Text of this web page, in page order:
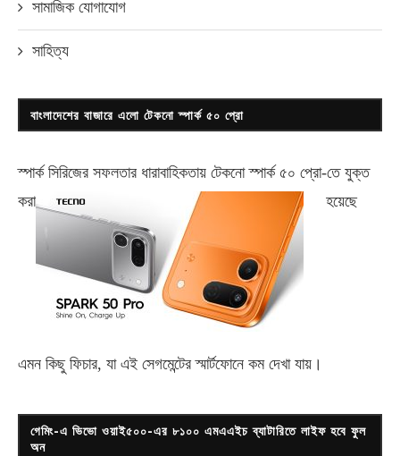
সামাজিক যোগাযোগ
সাহিত্য
বাংলাদেশের বাজারে এলো টেকনো স্পার্ক ৫০ প্রো
স্পার্ক সিরিজের সফলতার ধারাবাহিকতায় টেকনোস্পার্ক ৫০ প্রো-তে যুক্ত
করা
হয়েছে
এমন কিছু ফিচার, যা এই সেগমেন্টের স্মার্টফোনে কম দেখা যায়।
গেমিং-এ ভিভো ওয়াই৫০০-এর ৮১০০ এমএএইচ ব্যাটারিতে লাইফ হবে ফুল
অন